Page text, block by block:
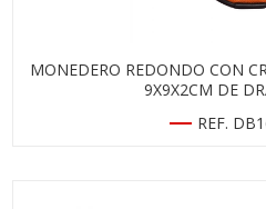
MONEDERO REDONDO CON
9X9X2CM DE
REF.